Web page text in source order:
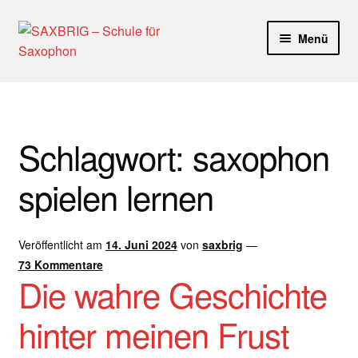
Zur
Navigation
Zum
Inhalt
Menü
Aktuelle Blog Artikel
ANMELDUNG
Dankeschön – Impro Basic Downloads (Youtube)
Datenschutz
Disclaimer
Schlagwort: saxophon
spielen lernen
Veröffentlicht am 14. Juni 2024 von saxbrig —
73 Kommentare
Die wahre Geschichte
hinter meinen Frust